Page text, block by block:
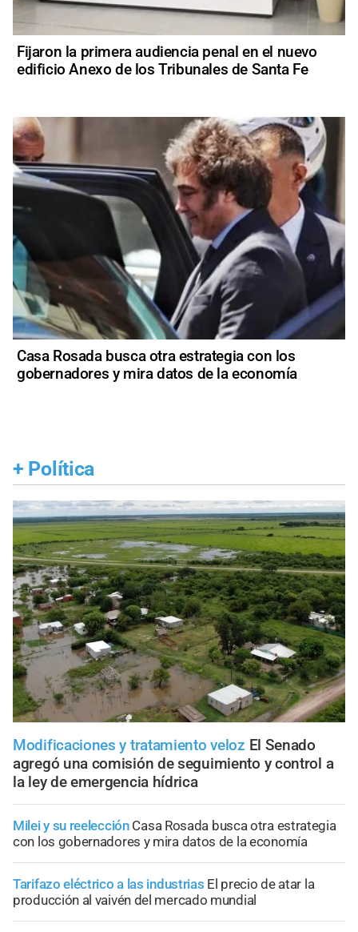
Fijaron la primera audiencia penal en el nuevo
edificio Anexo de los Tribunales de Santa Fe
Casa Rosada busca otra estrategia con los
gobernadores y mira datos de la economía
+ Política
Modificaciones y tratamiento veloz El Senado
agregó una comisión de seguimiento y control a
la ley de emergencia hídrica
Milei y su reelección Casa Rosada busca otra estrategia
con los gobernadores y mira datos de la economía
Tarifazo eléctrico a las industrias El precio de atar la
producción al vaivén del mercado mundial